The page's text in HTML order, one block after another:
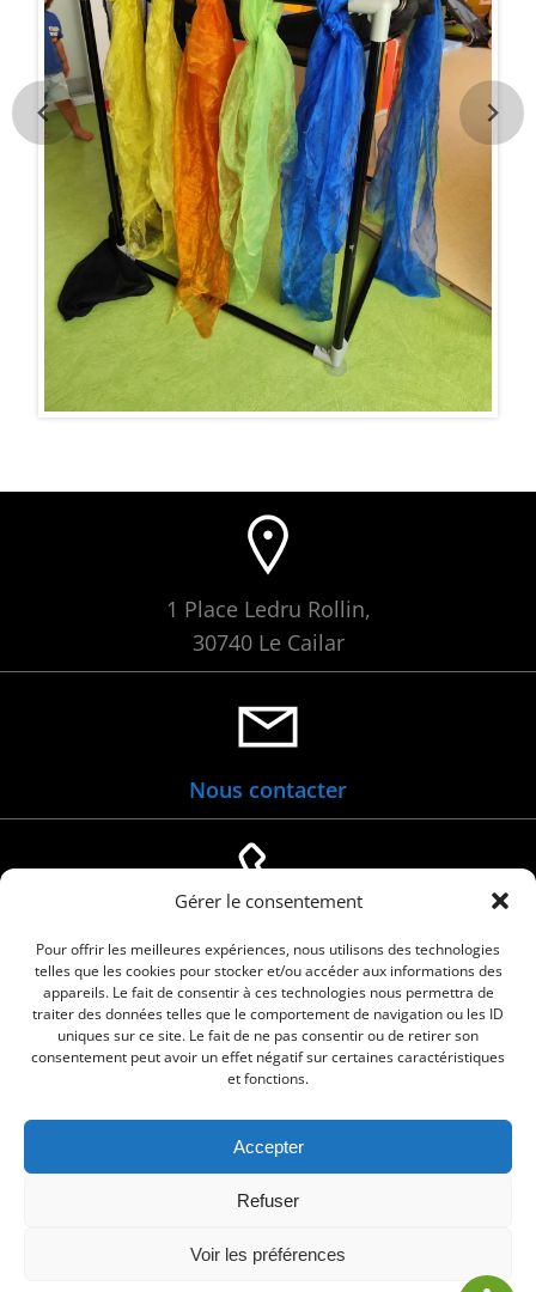
Gérer le consentement
Pour offrir les meilleures expériences, nous utilisons des technologies
telles que les cookies pour stocker et/ou accéder aux informations des
appareils. Le fait de consentir à ces technologies nous permettra de
traiter des données telles que le comportement de navigation ou les ID
uniques sur ce site. Le fait de ne pas consentir ou de retirer son
consentement peut avoir un effet négatif sur certaines caractéristiques
et fonctions.
Accepter
Refuser
Voir les préférences
1 Place Ledru Rollin,
30740 Le Cailar
Nous contacter
04 66 88 01 05
© 2026 Commune de Le Cailar. Service proposé